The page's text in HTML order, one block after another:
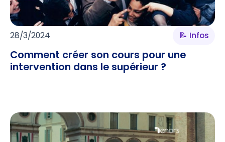
28/3/2024 📝 Infos
Comment créer son cours pour une
intervention dans le supérieur ?